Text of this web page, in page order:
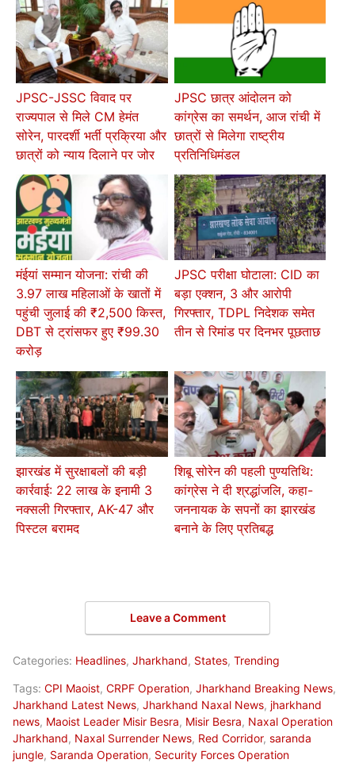
JPSC-JSSC विवाद पर
राज्यपाल से मिले CM हेमंत
सोरेन, पारदर्शी भर्ती प्रक्रिया और
छात्रों को न्याय दिलाने पर जोर
JPSC छात्र आंदोलन को
कांग्रेस का समर्थन, आज रांची में
छात्रों से मिलेगा राष्ट्रीय
प्रतिनिधिमंडल
मंईयां सम्मान योजना: रांची की
3.97 लाख महिलाओं के खातों में
पहुंची जुलाई की ₹2,500 किस्त,
DBT से ट्रांसफर हुए ₹99.30
करोड़
JPSC परीक्षा घोटाला: CID का
बड़ा एक्शन, 3 और आरोपी
गिरफ्तार, TDPL निदेशक समेत
तीन से रिमांड पर दिनभर पूछताछ
झारखंड में सुरक्षाबलों की बड़ी
कार्रवाई: 22 लाख के इनामी 3
नक्सली गिरफ्तार, AK-47 और
पिस्टल बरामद
शिबू सोरेन की पहली पुण्यतिथि:
कांग्रेस ने दी श्रद्धांजलि, कहा-
जननायक के सपनों का झारखंड
बनाने के लिए प्रतिबद्ध
Leave a Comment
Categories: Headlines, Jharkhand, States, Trending
Tags: CPI Maoist, CRPF Operation, Jharkhand Breaking News,
Jharkhand Latest News, Jharkhand Naxal News, jharkhand
news, Maoist Leader Misir Besra, Misir Besra, Naxal Operation
Jharkhand, Naxal Surrender News, Red Corridor, saranda
jungle, Saranda Operation, Security Forces Operation